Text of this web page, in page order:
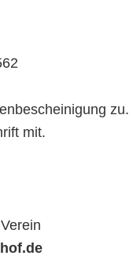
zu.
mit.